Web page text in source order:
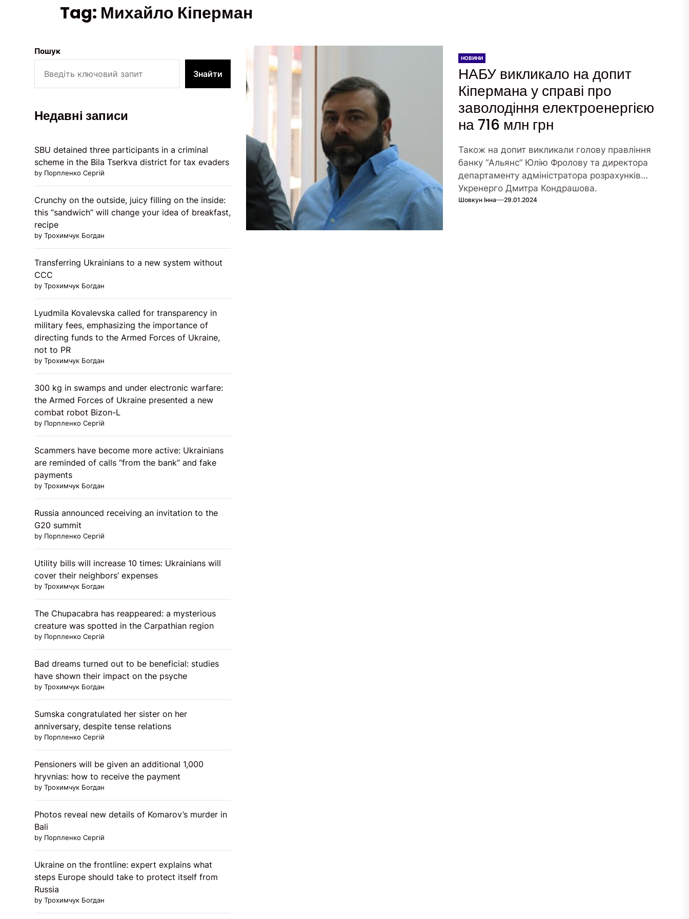
Tag: Михайло Кіперман
НОВИНИ
НАБУ викликало на допит
Кіпермана у справі про
заволодіння електроенергією
на 716 млн грн
Також на допит викликали голову правління
банку “Альянс” Юлію Фролову та директора
департаменту адміністратора розрахунків
Укренерго Дмитра Кондрашова.
Шовкун Інна 29.01.2024
Пошук
Знайти
Недавні записи
SBU detained three participants in a criminal
scheme in the Bila Tserkva district for tax evaders
by Порпленко Сергій
Crunchy on the outside, juicy filling on the inside:
this “sandwich” will change your idea of ​​breakfast,
recipe
by Трохимчук Богдан
Transferring Ukrainians to a new system without
CCC
by Трохимчук Богдан
Lyudmila Kovalevska called for transparency in
military fees, emphasizing the importance of
directing funds to the Armed Forces of Ukraine,
not to PR
by Трохимчук Богдан
300 kg in swamps and under electronic warfare:
the Armed Forces of Ukraine presented a new
combat robot Bizon-L
by Порпленко Сергій
Scammers have become more active: Ukrainians
are reminded of calls “from the bank” and fake
payments
by Трохимчук Богдан
Russia announced receiving an invitation to the
G20 summit
by Порпленко Сергій
Utility bills will increase 10 times: Ukrainians will
cover their neighbors’ expenses
by Трохимчук Богдан
The Chupacabra has reappeared: a mysterious
creature was spotted in the Carpathian region
by Порпленко Сергій
Bad dreams turned out to be beneficial: studies
have shown their impact on the psyche
by Трохимчук Богдан
Sumska congratulated her sister on her
anniversary, despite tense relations
by Порпленко Сергій
Pensioners will be given an additional 1,000
hryvnias: how to receive the payment
by Трохимчук Богдан
Photos reveal new details of Komarov’s murder in
Bali
by Порпленко Сергій
Ukraine on the frontline: expert explains what
steps Europe should take to protect itself from
Russia
by Трохимчук Богдан